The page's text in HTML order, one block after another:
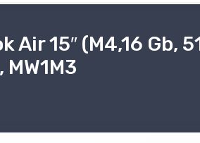
Air 15″ (M4,16 Gb,